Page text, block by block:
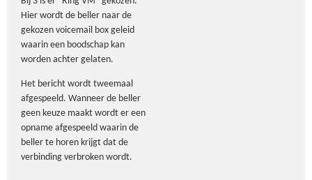
Hier wordt de beller naar de
gekozen voicemail box geleid
waarin een boodschap kan
worden achter gelaten.
Het bericht wordt tweemaal
afgespeeld. Wanneer de beller
geen keuze maakt wordt er een
opname afgespeeld waarin de
beller te horen krijgt dat de
verbinding verbroken wordt.